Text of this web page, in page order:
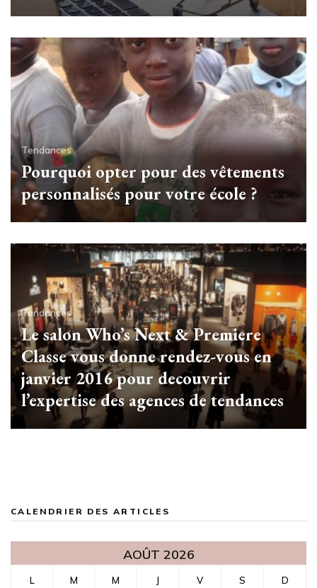
Tendances
Pourquoi opter pour des vêtements
personnalisés pour votre école ?
Tendances
Le salon Who’s Next & Premiere
Classe vous donne rendez-vous en
janvier 2016 pour decouvrir
l’expertise des agences de tendances
CALENDRIER DES ARTICLES
AOÛT 2026
L M M J V S D